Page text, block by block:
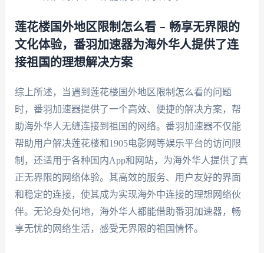
莲花楼国外地区限制怎么看 – 畅享无界限的
文化体验，番羽加速器为海外华人提供了连
接祖国的理想解决方案
综上所述，当遇到莲花楼国外地区限制怎么看的问题
时，番羽加速器提供了一个高效、便捷的解决方案，帮
助海外华人无缝连接到祖国的网络。番羽加速器不仅能
帮助用户解决莲花楼和1905电影网等娱乐平台的访问限
制，还适用于各种国内App和网站，为海外华人提供了真
正无界限的网络体验。其高效的服务、用户友好的界面
和稳定的连接，使其成为实现海外中连接的理想网络伙
伴。无论身处何地，海外华人都能借助番羽加速器，畅
享无忧的网络生活，感受无界限的祖国情怀。